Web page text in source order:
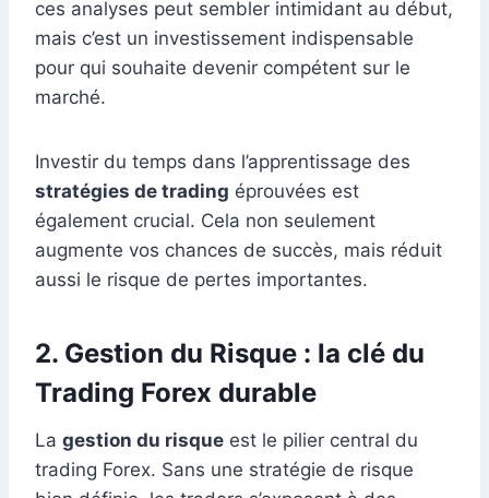
ces analyses peut sembler intimidant au début,
mais c’est un investissement indispensable
pour qui souhaite devenir compétent sur le
marché.
Investir du temps dans l’apprentissage des
stratégies de trading éprouvées est
également crucial. Cela non seulement
augmente vos chances de succès, mais réduit
aussi le risque de pertes importantes.
2. Gestion du Risque : la clé du
Trading Forex durable
La gestion du risque est le pilier central du
trading Forex. Sans une stratégie de risque